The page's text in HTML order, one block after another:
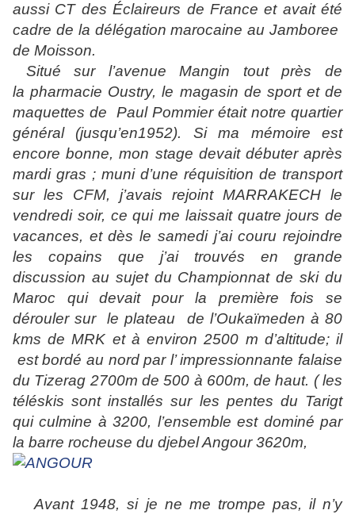
aussi CT des Éclaireurs de France et avait été
cadre de la délégation marocaine au Jamboree
de Moisson.
Situé sur l’avenue Mangin tout près de
la pharmacie Oustry, le magasin de sport et de
maquettes de
Paul Pommier était notre quartier
général (jusqu’en1952). Si ma mémoire est
encore bonne, mon stage devait débuter après
mardi gras ; muni d’une réquisition de transport
sur les CFM, j’avais rejoint MARRAKECH le
vendredi soir, ce qui me laissait quatre jours de
vacances, et dès le samedi j’ai couru rejoindre
les copains que j’ai trouvés en grande
discussion au sujet du Championnat de ski du
Maroc qui devait pour la première fois se
dérouler sur
le plateau
de l’Oukaïmeden à 80
kms de MRK et à environ 2500 m d’altitude; il
est bordé au nord par l’ impressionnante falaise
du Tizerag 2700m de 500 à 600m, de haut. ( les
téléskis sont installés sur les pentes du Tarigt
qui culmine à 3200, l’ensemble est dominé par
la barre rocheuse du djebel Angour 3620m,
Avant 1948, si je ne me trompe pas, il n’y